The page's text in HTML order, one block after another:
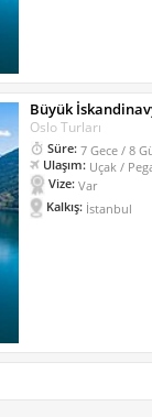
Büyük
Oslo Turları
Süre: 7 Gece / 8
Ulaşım: Uçak /
Vize: Var
Kalkış: İstanbul